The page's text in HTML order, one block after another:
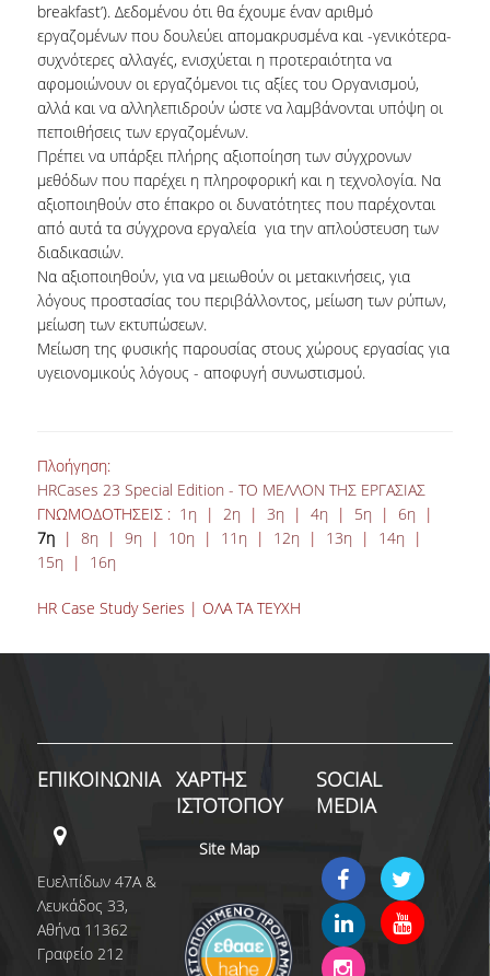
ΠΟΛΙΤΙΚΗ ΠΟΙΟΤΗΤΑΣ
ΠΙΣΤΟΠΟΙΗΣΗ
ΑΞΙΟΛΟΓΗΣΗ ΜΑΘΗΜΑΤΟΣ/ΔΙΔΑΣΚΑΛΙΑΣ
ΔΕΔΟΜΕΝΑ ΠΟΙΟΤΗΤΑΣ
ΜΟ.ΔΙ.Π.
ΑΝΑΚΟΙΝΩΣΕΙΣ
ΝΕΑ
ΕΚΔΗΛΩΣΕΙΣ
breakfast’). Δεδομένου ότι θα έχουμε έναν αριθμό
εργαζομένων που δουλεύει απομακρυσμένα και -γενικότερα-
συχνότερες αλλαγές, ενισχύεται η προτεραιότητα να
αφομοιώνουν οι εργαζόμενοι τις αξίες του Οργανισμού,
αλλά και να αλληλεπιδρούν ώστε να λαμβάνονται υπόψη οι
πεποιθήσεις των εργαζομένων.
Πρέπει να υπάρξει πλήρης αξιοποίηση των σύγχρονων
μεθόδων που παρέχει η πληροφορική και η τεχνολογία. Να
αξιοποιηθούν στο έπακρο οι δυνατότητες που παρέχονται
από αυτά τα σύγχρονα εργαλεία για την απλούστευση των
διαδικασιών.
Να αξιοποιηθούν, για να μειωθούν οι μετακινήσεις, για
λόγους προστασίας του περιβάλλοντος, μείωση των ρύπων,
μείωση των εκτυπώσεων.
Μείωση της φυσικής παρουσίας στους χώρους εργασίας για
υγειονομικούς λόγους - αποφυγή συνωστισμού.
Πλοήγηση:
HRCases 23 Special Edition - ΤΟ ΜΕΛΛΟΝ ΤΗΣ ΕΡΓΑΣΙΑΣ
ΓΝΩΜΟΔΟΤΗΣΕΙΣ :1η | 2η | 3η | 4η | 5η | 6η
|
7η | 8η | 9η | 10η | 11η | 12η | 13η | 14η
|
15η
| 16η
HR Case Study Series | ΟΛΑ ΤΑ ΤΕΥΧΗ
ΕΠΙΚΟΙΝΩΝΙΑ
Ευελπίδων 47Α &
Λευκάδος 33,
Αθήνα 11362
Γραφείο 212
ΧΑΡΤΗΣ
ΙΣΤΟΤΟΠΟΥ
Site Map
SOCIAL
MEDIA